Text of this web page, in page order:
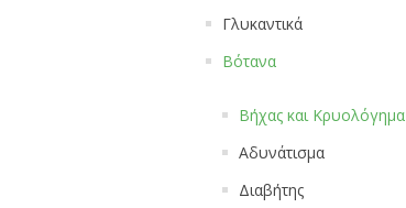
Γλυκαντικά
Βότανα
Βήχας και Κρυολόγημα
Αδυνάτισμα
Διαβήτης